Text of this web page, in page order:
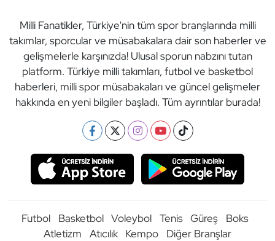
Milli Fanatikler, Türkiye'nin tüm spor branşlarında milli
takımlar, sporcular ve müsabakalara dair son haberler ve
gelişmelerle karşınızda! Ulusal sporun nabzını tutan
platform. Türkiye milli takımları, futbol ve basketbol
haberleri, milli spor müsabakaları ve güncel gelişmeler
hakkında en yeni bilgiler başladı. Tüm ayrıntılar burada!
Futbol Basketbol Voleybol Tenis Güreş
Boks
Atletizm
Atıcılık Kempo Diğer Branşlar